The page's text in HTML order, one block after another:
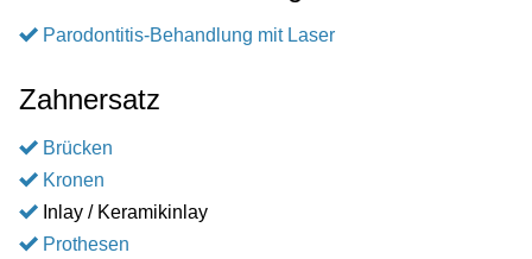
Parodontitis-Behandlung mit Laser
Zahnersatz
Brücken
Kronen
Inlay / Keramikinlay
Prothesen